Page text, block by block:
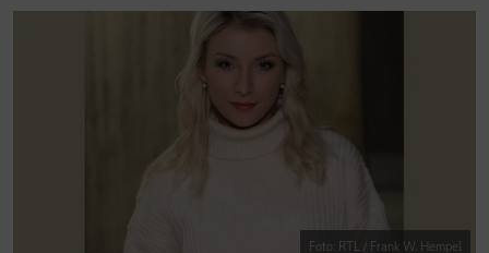
Foto: RTL / Frank W. Hempel